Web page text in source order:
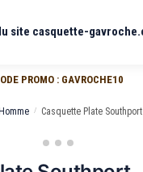
PROMO : GAVROCHE10
/ Casquette Plate Southport